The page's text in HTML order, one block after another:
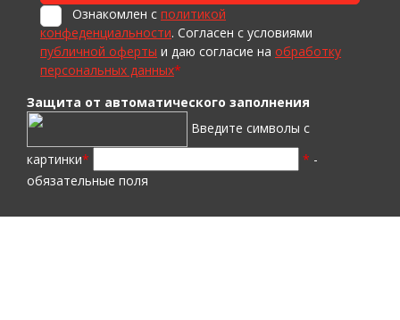
Ознакомлен с политикой
конфеденциальности. Согласен с условиями
публичной оферты и даю согласие на обработку
персональных данных*
Защита от автоматического заполнения
Введите символы с
картинки* * -
обязательные поля